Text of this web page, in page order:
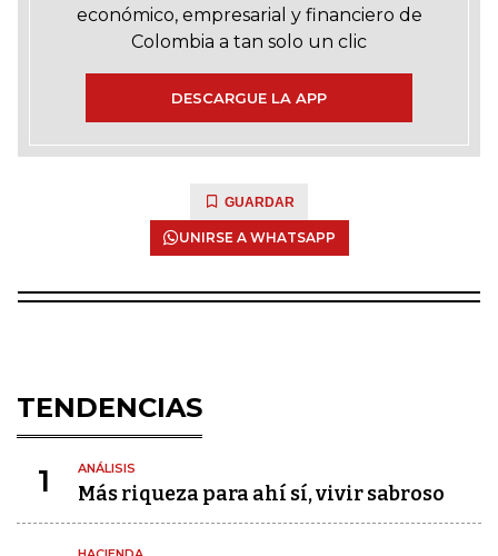
económico, empresarial y financiero de
Colombia a tan solo un clic
DESCARGUE LA APP
GUARDAR
UNIRSE A WHATSAPP
TENDENCIAS
1 ANÁLISIS
Más riqueza para ahí sí, vivir sabroso